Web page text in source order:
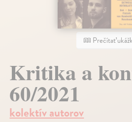
Prečítať
Kritika a
60/2021
kolektív autorov